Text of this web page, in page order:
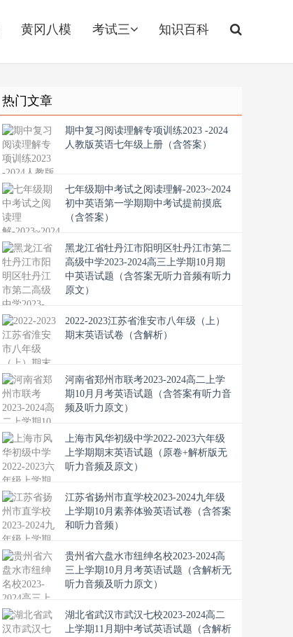
黄冈八模 考试三 知识百科
热门文章
期中复习阅读理解专项训练2023 -2024
人教版英语七年级上册（含答案）
七年级期中考试之阅读理解-2023~2024
初中英语第一学期期中考试提前摸底
（含答案）
黑龙江省牡丹江市阳明区牡丹江市第二
高级中学2023-2024高三上学期10月期
中英语试题（含答案无听力音频有听力
原文）
2022-2023江苏省淮安市八年级（上）
期末英语试卷（含解析）
河南省郑州市联考2023-2024高二上学
期10月月考英语试题（含答案有听力音
频及听力原文）
上海市风华初级中学2022-2023六年级
上学期期末英语试题（原卷+解析版无
听力音频及原文）
江苏省扬州市直学校2023-2024九年级
上学期10月素养体验英语试卷（含答案
和听力音频）
贵州省六盘水市纽绅名校2023-2024高
三上学期10月月考英语试题（含解析无
听力音频及听力原文）
湖北省武汉市武汉七校2023-2024高二
上学期11月期中考试英语试题（含解析